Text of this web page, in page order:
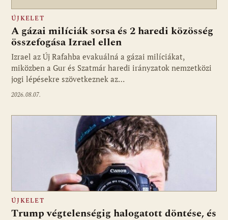
ÚJKELET
A gázai milíciák sorsa és 2 haredi közösség
összefogása Izrael ellen
Izrael az Új Rafahba evakuálná a gázai milíciákat,
miközben a Gur és Szatmár haredi irányzatok nemzetközi
jogi lépésekre szövetkeznek az…
2026.08.07.
ÚJKELET
Trump végtelenségig halogatott döntése, és